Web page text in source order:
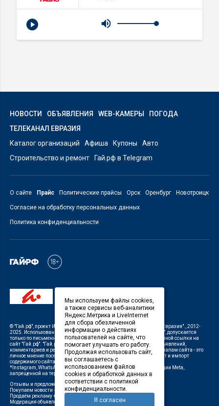
НОВОСТИ ОБЪЯВЛЕНИЯ WEB-КАМЕРЫ
ПОГОДА
ТЕЛЕКАНАЛ ЕВРАЗИЯ
Каталог организаций
Афиша Купоны
Авто
Строительство и ремонт
Гай.рф в Telegram
О сайте Прайс Политические прайсы Орск Оренбург Новотроицк
Согласие на обработку персональных данных
Политика конфиденциальности
© "Гай.рф" , проект ИП Савин В.В. Служба информации: ООО "ТРК "Евразия".
, 2012-
2025. Использование материалов, размещенных на сайте
"Гай.рф" , допускается
только по письменному разрешению Редакции с указанием активной ссылки на
сайт "Гай.рф" "Гай.рф"
не несет ответственности за содержание объявлений,
комментариев и рекламных материалов. Комментарии к материалам сайта - это
личное мнение посетителей сайта. Любой автоматический экспорт и импорт
содержимого сайта запрещен.
*Instagram, WhatsApp (Ватсап), Facebook (принадлежат корпорации Meta,
запрещенной на территории Российской Федерации)
Отзывы и предложения о работе портала: orsk@orsk.ru
Покупаем новости +7(35362) 50-100,50100@orsk.ru
Продаём рекламу +7 (3537) 25-08-07,
Модерация объявлений +7 (905) 896-71-28
Мы используем файлы cookies,
а также сервисы веб-аналитики
Яндекс.Метрика и LiveInternet
для сбора обезличенной
информации о действиях
пользователей на сайте, что
помогает улучшать его работу.
Продолжая использовать сайт,
вы соглашаетесь с
использованием файлов
cookies и обработкой данных в
соответствии с политикой
конфиденциальности.
Я согласен